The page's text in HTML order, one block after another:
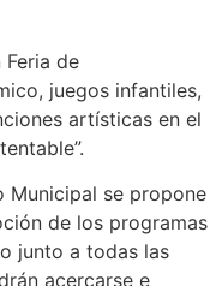
de
juegos infantiles,
artísticas en el
Municipal se propone
de los programas
junto a todas las
acercarse e